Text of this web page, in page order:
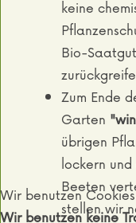
keine
Bio-
Zum Ende
Garten
übrigen
lockern
Beeten
stellen wir
Wir benutzen Cookies
Wir benutzen keine